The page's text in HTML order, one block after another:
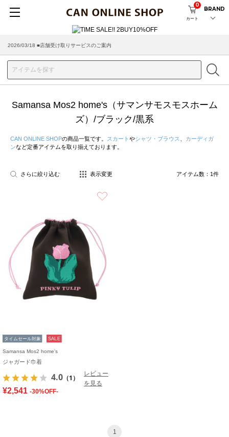
カート
0
BRAND
2026/03/18 ■店舗受け取りサービスのご案内
Samansa Mos2 home's（サマンサモスモスホーム
ズ）/ブラック/黒系
CAN ONLINE SHOPの商品一覧です。 スカート やシャツ・ブラウス
カーディガ
ンなど定番アイテムを取り揃えております。
さらに絞り込む 表示変更 アイテム数： 1件
タイムセール対象 SALE
Samansa Mos2 home's
ジャガード巾着
4.0 （1）
レビュー
を見る
¥2,541 -30%OFF-
1